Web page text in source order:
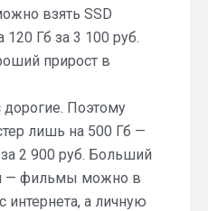
взять SSD
120 Гб за 3 100 руб.
прирост в
Поэтому
лишь на 500 Гб —
2 900 руб. Больший
— фильмы можно в
интернета, а личную